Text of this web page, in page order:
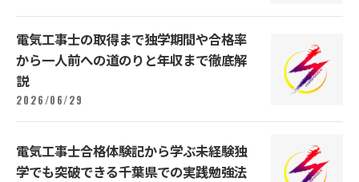
電気工事士の取得まで独学期間や合格率
から一人前への道のりと年収まで徹底解
説
2026/06/29
電気工事士合格体験記から学ぶ未経験独
学でも突破できる千葉県での実践勉強法